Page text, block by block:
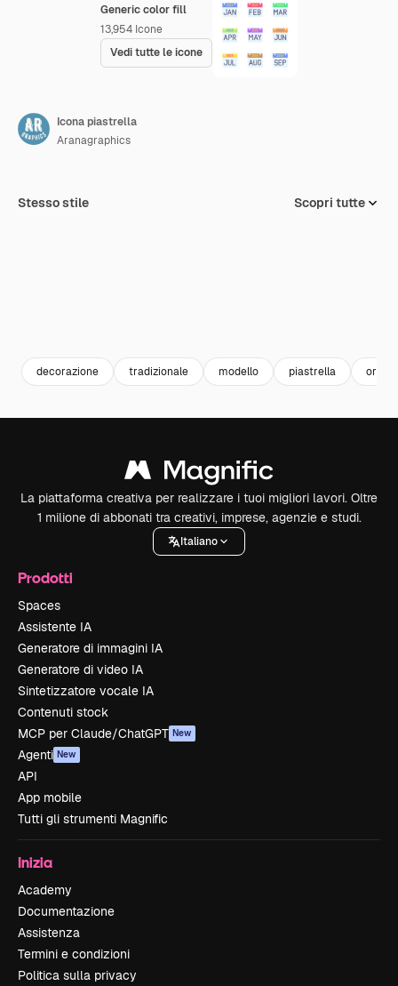
Generic color fill
13,954 Icone
Vedi tutte le icone
Icona piastrella
Aranagraphics
Stesso stile Scopri tutte
decorazione tradizionale modello piastrella
La piattaforma creativa per realizzare i tuoi migliori lavori. Oltre
1 milione di abbonati tra creativi, imprese, agenzie e studi.
Italiano
Prodotti
Spaces
Assistente IA
Generatore di immagini IA
Generatore di video IA
Sintetizzatore vocale IA
Contenuti stock
MCP per Claude/ChatGPT New
Agenti New
API
App mobile
Tutti gli strumenti Magnific
Inizia
Academy
Documentazione
Assistenza
Termini e condizioni
Politica sulla privacy